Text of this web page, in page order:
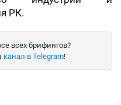
РК.
всех брифингов?
канал в Telegram!